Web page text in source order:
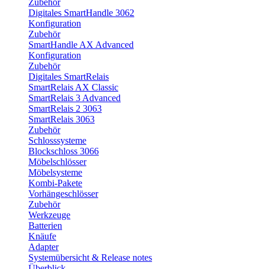
Digitales SmartHandle 3062
Konfiguration
Zubehör
SmartHandle AX Advanced
Konfiguration
Zubehör
Digitales SmartRelais
SmartRelais AX Classic
SmartRelais 3 Advanced
SmartRelais 2 3063
SmartRelais 3063
Zubehör
Schlosssysteme
Blockschloss 3066
Möbelschlösser
Möbelsysteme
Kombi-Pakete
Vorhängeschlösser
Zubehör
Werkzeuge
Batterien
Knäufe
Adapter
Systemübersicht & Release notes